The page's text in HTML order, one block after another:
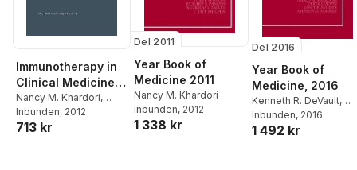
Immunotherapy in
Clinical Medicine,
An Issue of Medical
Clinics
Nancy M. Khardori,
Romesh Khardori
Inbunden, 2012
713 kr
Del 2011
Year Book of
Medicine 2011
Nancy M. Khardori
Inbunden, 2012
1 338 kr
Del 2016
Year Book of
Medicine, 2016
Kenneth R. DeVault,
Renee Garrick,
R. Gold ,Nancy M.
Inbunden, 2016
1 492 kr